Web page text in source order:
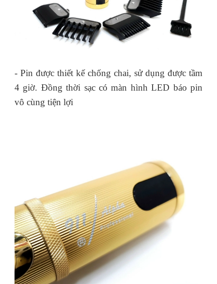
- Pin được thiết kế chống chai, sử dụng được tầm
4 giờ. Đồng thời sạc có màn hình LED báo pin
vô cùng tiện lợi